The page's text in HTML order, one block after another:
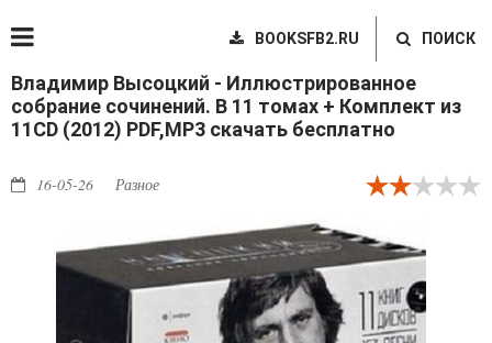
BOOKSFB2.RU ПОИСК
Владимир Высоцкий - Иллюстрированное
собрание сочинений. В 11 томах + Комплект из
11CD (2012) PDF,MP3 скачать бесплатно
16-05-26 Разное